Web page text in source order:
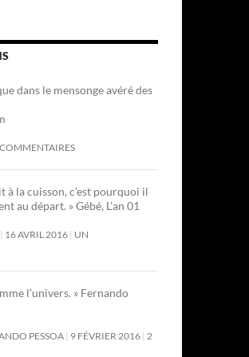
dans le mensonge avéré des
à la cuisson, c’est pourquoi il
au départ. » Gébé, L’an 01
16 AVRIL 2016 UN
l’univers. » Fernando
PESSOA 9 FÉVRIER 2016 2